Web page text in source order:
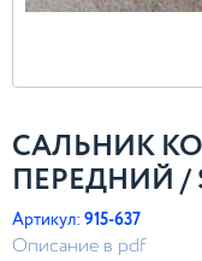
САЛЬНИК
ПЕРЕДНИЙ /
Артикул: 915-637
Описание в pdf